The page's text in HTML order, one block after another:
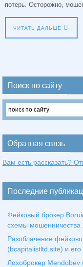
потерь. Осторожно,
ЧИТАТЬ ДАЛЬШЕ
Поиск по сайту
Обратная связь
Вам есть рассказать?
Последние
Фейковый брокер
схемы мошенничества
Разоблачение
(bcapitalistltd.site) и
Лохоброкер